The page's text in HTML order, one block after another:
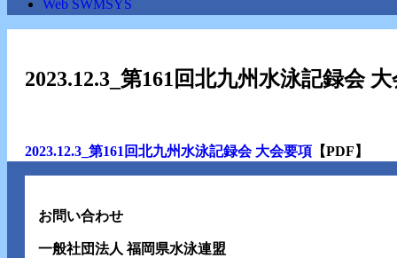
Web SWMSYS
2023.12.3_第161回北九州水泳記録会
2023.12.3_第161回北九州水泳記録会 大会要項 【PDF】
お問い合わせ
一般社団法人 福岡県水泳連盟